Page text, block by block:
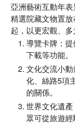
亞洲藝術互動年
精選院藏文物置
起，以更宏觀、多
導覽卡牌：
下載等功能。
文化交流小
化、絲路5項
的關係。
世界文化遺
眾可從旅遊